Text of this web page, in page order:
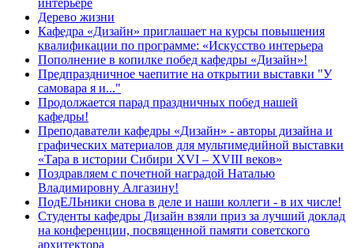
Дерево жизни
Кафедра «Дизайн» приглашает на курсы повышения
квалификации по программе: «Искусство интерьера
Пополнение в копилке побед кафедры «Дизайн»!
Предпраздничное чаепитие на открытии выставки "У
самовара я и..."
Продолжается парад праздничных побед нашей
кафедры!
Преподаватели кафедры «Дизайн» - авторы дизайна и
графических материалов для мультимедийной выставки
«Тара в истории Сибири XVI – XVIII веков»
Поздравляем с почетной наградой Наталью
Владимировну Алгазину!
ПодЕЛЬники снова в деле и наши коллеги - в их числе!
Студенты кафедры Дизайн взяли приз за лучший доклад
на конференции, посвященной памяти советского
архитектора